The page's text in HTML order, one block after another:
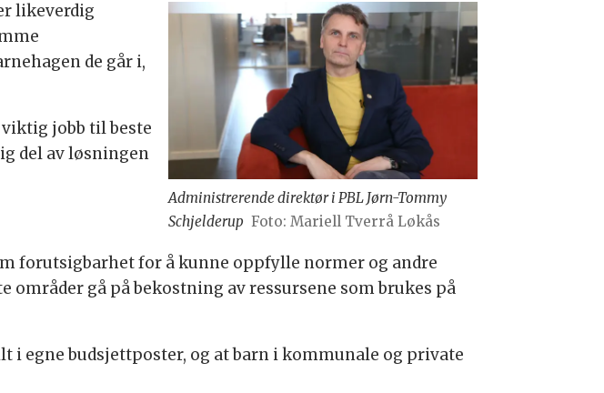
Administrerende direktør i PBL Jørn-Tommy
Schjelderup Foto: Mariell Tverrå Løkås
likeverdig
de går i,
jobb til beste
del av løsningen
forutsigbarhet for å kunne oppfylle normer og andre
gå på bekostning av ressursene som brukes på
egne budsjettposter, og at barn i kommunale og private